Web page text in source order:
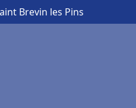
Brevin les Pins